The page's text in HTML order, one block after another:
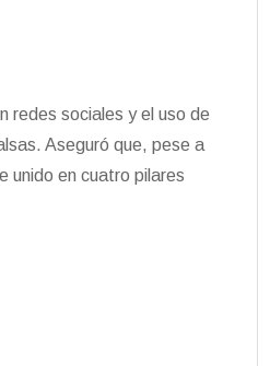
redes sociales y el uso de
Aseguró que, pese a
unido en cuatro pilares